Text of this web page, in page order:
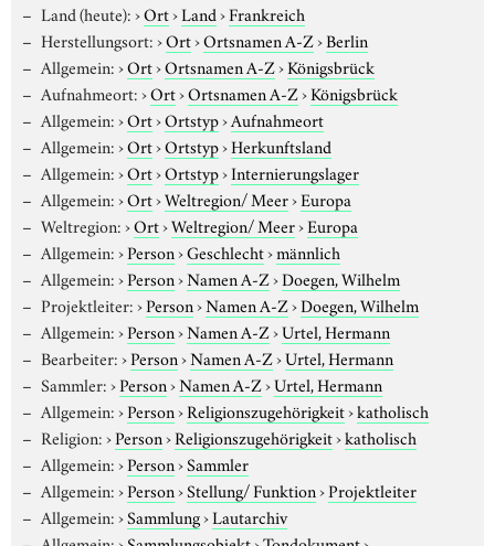
Land (heute):›Ort›Land›Frankreich
Herstellungsort:›Ort›Ortsnamen A-Z›Berlin
Allgemein:›Ort›Ortsnamen A-Z›Königsbrück
Aufnahmeort:›Ort›Ortsnamen A-Z›Königsbrück
Allgemein:›Ort›Ortstyp›Aufnahmeort
Allgemein:›Ort›Ortstyp›Herkunftsland
Allgemein:›Ort›Ortstyp›Internierungslager
Allgemein:›Ort›Weltregion/ Meer›Europa
Weltregion:›Ort›Weltregion/ Meer›Europa
Allgemein:›Person›Geschlecht›männlich
Allgemein:›Person›Namen A-Z›Doegen, Wilhelm
Projektleiter:›Person›Namen A-Z›Doegen, Wilhelm
Allgemein:›Person›Namen A-Z›Urtel, Hermann
Bearbeiter:›Person›Namen A-Z›Urtel, Hermann
Sammler:›Person›Namen A-Z›Urtel, Hermann
Allgemein:›Person›Religionszugehörigkeit›katholisch
Religion:›Person›Religionszugehörigkeit›katholisch
Allgemein:›Person›Sammler
Allgemein:›Person›Stellung/ Funktion›Projektleiter
Allgemein:›Sammlung›Lautarchiv